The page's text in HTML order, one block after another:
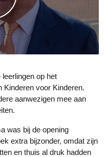
Kinderen voor Kinderen.
aanwezigen mee aan
extra bijzonder, omdat zijn
en thuis al druk hadden